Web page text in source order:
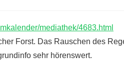
mediathek/4683.html
Forst. Das Rauschen des
sehr hörenswert.